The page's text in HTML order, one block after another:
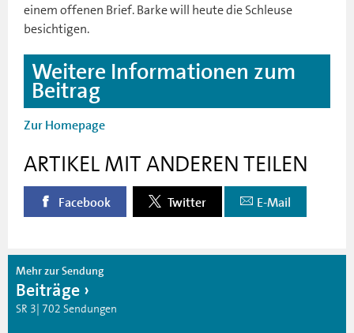
einem offenen Brief. Barke will heute die Schleuse
besichtigen.
Weitere Informationen zum
Beitrag
Zur Homepage
ARTIKEL MIT ANDEREN TEILEN
Facebook Twitter E-Mail
Mehr zur Sendung
Beiträge
SR 3| 702 Sendungen